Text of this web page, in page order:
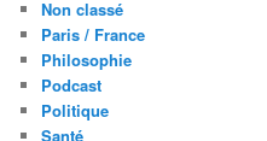
Non classé
Paris / France
Philosophie
Podcast
Politique
Santé